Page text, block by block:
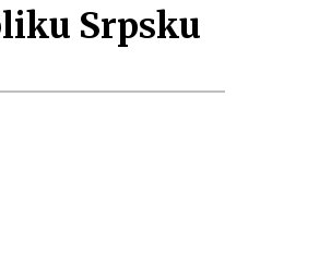
Srpsku